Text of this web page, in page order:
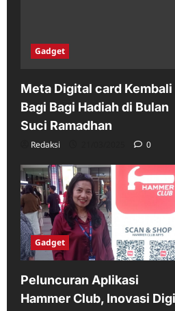
Gadget
Meta Digital card Kembali
Bagi Bagi Hadiah di Bulan
Suci Ramadhan
Redaksi 0
Gadget
Peluncuran Aplikasi
Hammer Club, Inovasi